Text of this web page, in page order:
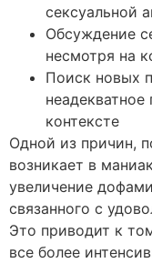
сексуальной
Обсуждение
несмотря на
Поиск новых
контексте
Одной из причин,
возникает в
увеличение
связанного с
Это приводит к
все более